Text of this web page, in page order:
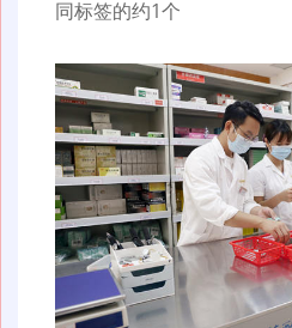
同标签的约1个